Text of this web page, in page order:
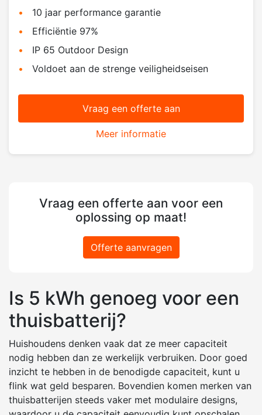
10 jaar performance garantie
Efficiëntie 97%
IP 65 Outdoor Design
Voldoet aan de strenge veiligheidseisen
Vraag een offerte aan
Meer informatie
Vraag een offerte aan voor een
oplossing op maat!
Offerte aanvragen
Is 5 kWh genoeg voor een
thuisbatterij?
Huishoudens denken vaak dat ze meer capaciteit
nodig hebben dan ze werkelijk verbruiken. Door goed
inzicht te hebben in de benodigde capaciteit, kunt u
flink wat geld besparen. Bovendien komen merken van
thuisbatterijen steeds vaker met modulaire designs,